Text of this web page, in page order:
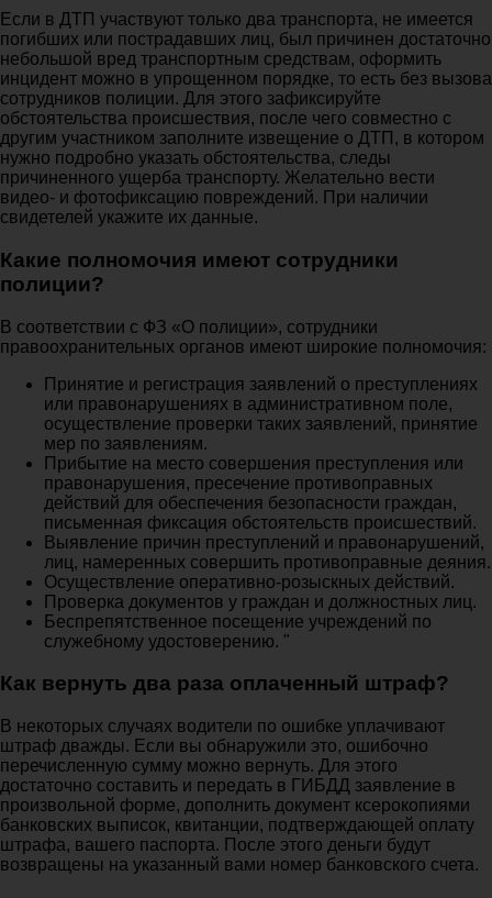
Если в ДТП участвуют только два транспорта, не имеется
погибших или пострадавших лиц, был причинен достаточно
небольшой вред транспортным средствам, оформить
инцидент можно в упрощенном порядке, то есть без вызова
сотрудников полиции. Для этого зафиксируйте
обстоятельства происшествия, после чего совместно с
другим участником заполните извещение о ДТП, в котором
нужно подробно указать обстоятельства, следы
причиненного ущерба транспорту. Желательно вести
видео- и фотофиксацию повреждений. При наличии
свидетелей укажите их данные.
Какие полномочия имеют сотрудники
полиции?
В соответствии с ФЗ «О полиции», сотрудники
правоохранительных органов имеют широкие полномочия:
Принятие и регистрация заявлений о преступлениях
или правонарушениях в административном поле,
осуществление проверки таких заявлений, принятие
мер по заявлениям.
Прибытие на место совершения преступления или
правонарушения, пресечение противоправных
действий для обеспечения безопасности граждан,
письменная фиксация обстоятельств происшествий.
Выявление причин преступлений и правонарушений,
лиц, намеренных совершить противоправные деяния.
Осуществление оперативно-розыскных действий.
Проверка документов у граждан и должностных лиц.
Беспрепятственное посещение учреждений по
служебному удостоверению. "
Как вернуть два раза оплаченный штраф?
В некоторых случаях водители по ошибке уплачивают
штраф дважды. Если вы обнаружили это, ошибочно
перечисленную сумму можно вернуть. Для этого
достаточно составить и передать в ГИБДД заявление в
произвольной форме, дополнить документ ксерокопиями
банковских выписок, квитанции, подтверждающей оплату
штрафа, вашего паспорта. После этого деньги будут
возвращены на указанный вами номер банковского счета.